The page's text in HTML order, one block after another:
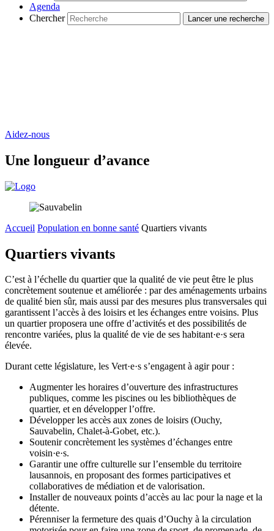
Agenda
Chercher
Aidez-nous
Une longueur d’avance
Accueil Population en bonne santé Quartiers vivants
Quartiers vivants
C’est à l’échelle du quartier que la qualité de vie peut être le plus
concrètement soutenue et améliorée : par des aménagements urbains
de qualité bien sûr, mais aussi par des mesures plus transversales qui
garantissent l’accès à des loisirs et les échanges entre voisins. Plus
un quartier proposera une offre d’activités et des possibilités de
rencontre variées, plus la qualité de vie de ses habitant·e·s sera
élevée.
Durant cette législature, les Vert·e·s s’engagent à agir pour :
Augmenter les horaires d’ouverture des infrastructures
publiques, comme les piscines ou les bibliothèques de
quartier, et en développer l’offre.
Développer les accès aux zones de loisirs (Ouchy,
Sauvabelin, Chalet-à-Gobet, etc.).
Soutenir concrètement les systèmes d’échanges entre
voisin·e·s.
Garantir une offre culturelle sur l’ensemble du territoire
lausannois, en proposant des formes participatives et
collaboratives de médiation et de valorisation.
Installer de nouveaux points d’accès au lac pour la nage et la
détente.
Pérenniser la fermeture des quais d’Ouchy à la circulation